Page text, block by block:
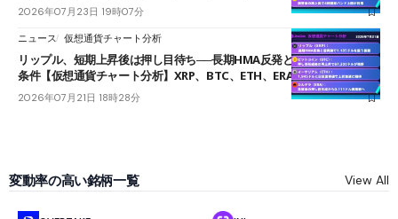
2026年07月23日 19時07分
ニュース 仮想通貨チャート分析
リップル、短期上昇後は押し目待ち──長期HMA反発と雲上抜けが買い
条件【仮想通貨チャート分析】XRP、BTC、ETH、ERA
2026年07月21日 18時28分
変動率の高い銘柄一覧 View All